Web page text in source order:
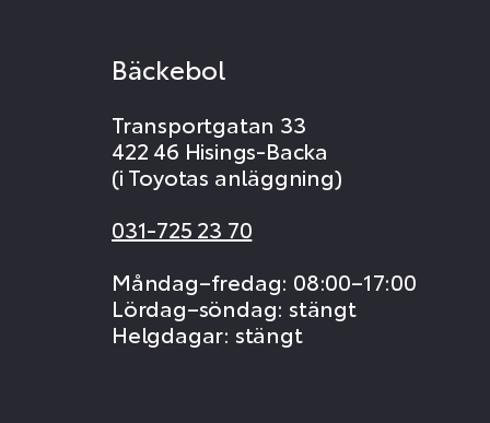
Bäckebol
Transportgatan 33
422 46 Hisings-Backa
(i Toyotas anläggning)
031-725 23 70
Måndag–fredag: 08:00–17:00
Lördag–söndag: stängt
Helgdagar: stängt